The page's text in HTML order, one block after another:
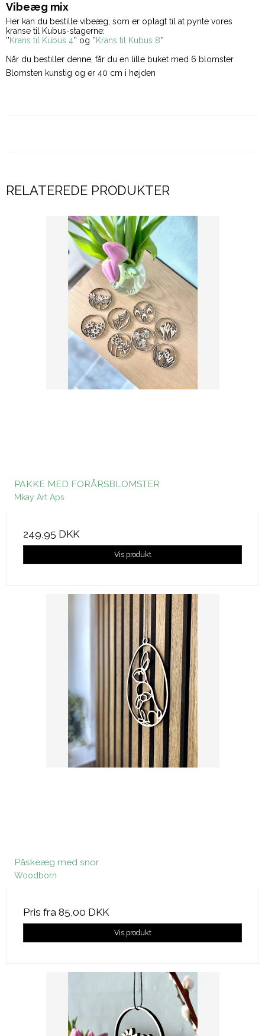
Vibeæg mix
Her kan du bestille vibeæg, som er oplagt til at pynte vores
kranse til Kubus-stagerne:
''Krans til Kubus 4'' og ''Krans til Kubus 8''
Når du bestiller denne, får du en lille buket med 6 blomster
Blomsten kunstig og er 40 cm i højden
RELATEREDE PRODUKTER
PAKKE MED FORÅRSBLOMSTER
Mkay Art Aps
249,95 DKK
Vis produkt
Påskeæg med snor
Woodborn
Pris fra 85,00 DKK
Vis produkt